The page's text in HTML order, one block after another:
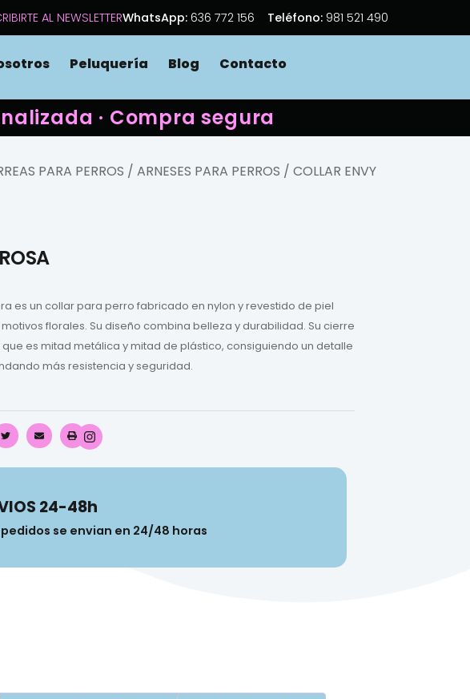
AL NEWSLETTERWhatsApp: 636 772 156 Teléfono: 981 521 490
Peluquería Blog Contacto
· Compra segura
PARA PERROS / ARNESES PARA PERROS / COLLAR ENVY
es un collar para perro fabricado en nylon y revestido de piel
florales. Su diseño combina belleza y durabilidad. Su cierre
es mitad metálica y mitad de plástico, consiguiendo un detalle
más resistencia y seguridad.
24-48h
pedidos se envian en 24/48 horas